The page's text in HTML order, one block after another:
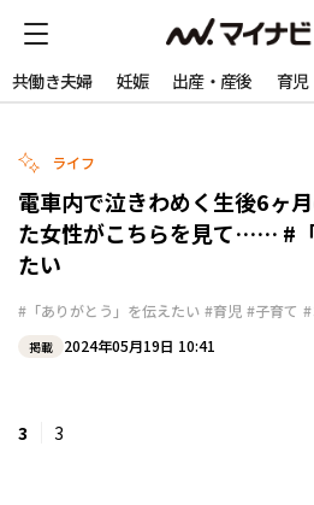
共働き夫婦 妊娠 出産・産後 育児
ライフ
電車内で泣きわめく生後6ヶ
た女性がこちらを見て…… #
たい
#「ありがとう」を伝えたい #育児 #子育て
掲載 2024年05月19日 10:41
3 3